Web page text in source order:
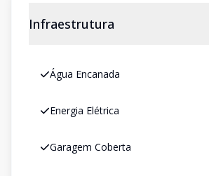
Infraestrutura
Água Encanada
Energia Elétrica
Garagem Coberta